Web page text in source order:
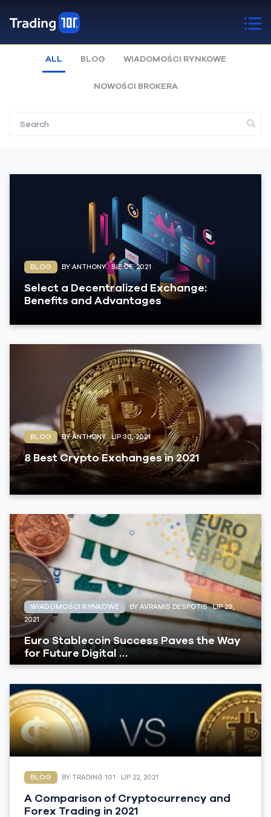
ALL BLOG WIADOMOŚCI RYNKOWE
NOWOŚCI BROKERA
BLOG BY ANTHONY SIE 05, 2021
Select a Decentralized Exchange:
Benefits and Advantages
BLOG BY ANTHONY LIP 30, 2021
8 Best Crypto Exchanges in 2021
WIADOMOŚCI RYNKOWE BY AVRAMIS DESPOTIS
LIP 29,
2021
Euro Stablecoin Success Paves the Way
for Future Digital …
BLOG BY TRADING 101 LIP 22, 2021
A Comparison of Cryptocurrency and
Forex Trading in 2021